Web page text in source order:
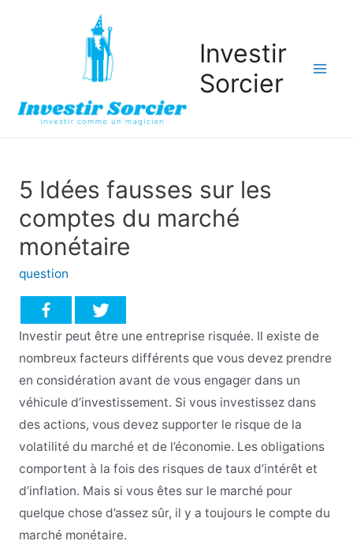
Investir
Sorcier
5 Idées fausses sur les
comptes du marché
monétaire
question
Investir peut être une entreprise risquée. Il existe de
nombreux facteurs différents que vous devez prendre
en considération avant de vous engager dans un
véhicule d’investissement. Si vous investissez dans
des actions, vous devez supporter le risque de la
volatilité du marché et de l’économie. Les obligations
comportent à la fois des risques de taux d’intérêt et
d’inflation. Mais si vous êtes sur le marché pour
quelque chose d’assez sûr, il y a toujours le compte du
marché monétaire.